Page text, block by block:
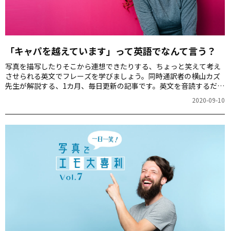
「キャパを越えています」って英語でなんて言う？
写真を描写したりそこから連想できたりする、ちょっと笑えて考え
させられる英文でフレーズを学びましょう。同時通訳者の横山カズ
先生が解説する、1カ月、毎日更新の記事です。英文を音読するだけ
2020-09-10